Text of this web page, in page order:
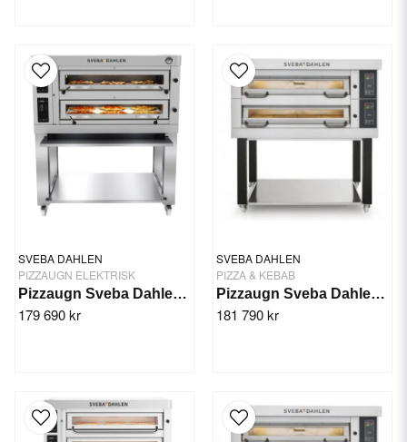
SVEBA DAHLEN
PIZZAUGN ELEKTRISK
Pizzaugn Sveba Dahlen P602-SD Touch
179 690 kr
SVEBA DAHLEN
PIZZA & KEBAB
Pizzaugn Sveba Dahlen DC-23P, 2-däck
181 790 kr